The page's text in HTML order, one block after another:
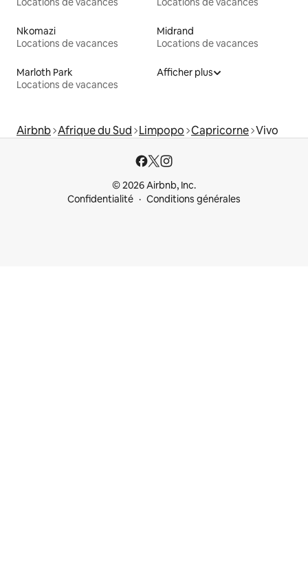
Nkomazi
Locations de vacances
Midrand
Locations de vacances
Marloth Park
Locations de vacances
Afficher plus
Airbnb Afrique du Sud Limpopo Capricorne Vivo
© 2026 Airbnb, Inc.
Confidentialité
Conditions générales